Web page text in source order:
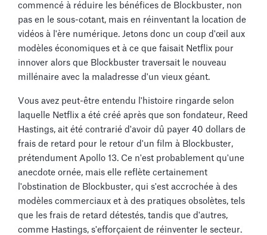
commencé à réduire les bénéfices de Blockbuster, non
pas en le sous-cotant, mais en réinventant la location de
vidéos à l'ère numérique. Jetons donc un coup d'œil aux
modèles économiques et à ce que faisait Netflix pour
innover alors que Blockbuster traversait le nouveau
millénaire avec la maladresse d'un vieux géant.
Vous avez peut-être entendu l'histoire ringarde selon
laquelle Netflix a été créé après que son fondateur, Reed
Hastings, ait été contrarié d'avoir dû payer 40 dollars de
frais de retard pour le retour d'un film à Blockbuster,
prétendument Apollo 13. Ce n'est probablement qu'une
anecdote ornée, mais elle reflète certainement
l'obstination de Blockbuster, qui s'est accrochée à des
modèles commerciaux et à des pratiques obsolètes, tels
que les frais de retard détestés, tandis que d'autres,
comme Hastings, s'efforçaient de réinventer le secteur.